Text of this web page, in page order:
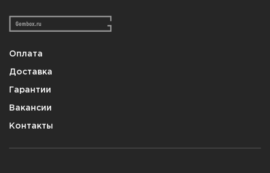
Оплата
Доставка
Гарантии
Вакансии
Контакты